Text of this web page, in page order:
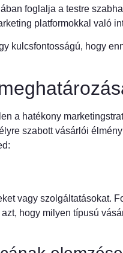
foglalja a testre
platformokkal való
kulcsfontosságú, hogy
a hatékony
szabott vásárlói
vagy szolgáltatásokat.
hogy milyen típusú